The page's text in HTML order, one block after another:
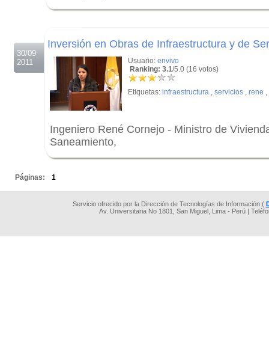
30/09
2011
Inversión en Obras de Infraestructura y de
Usuario: envivo
Ranking: 3.1/5.0 (16 votos)
Etiquetas: infraestructura , servicios , rene ,
Ingeniero René Cornejo - Ministro de
Saneamiento,
Páginas: 1
Servicio ofrecido por la Dirección de Tecnologías de Información (
Av. Universitaria No 1801, San Miguel, Lima - Perú |